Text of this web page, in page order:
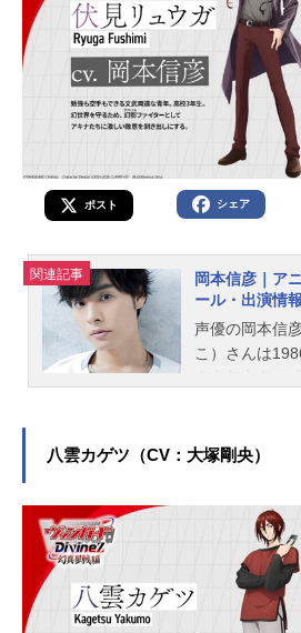
ポスト シェア
関連記事
岡本信彦｜ア
ール・出演情
声優の岡本信
こ）さんは
ど、人気作品
八雲カゲツ（CV：大塚剛央）